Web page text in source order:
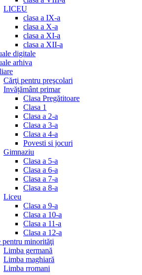
LICEU
clasa a IX-a
clasa a X-a
clasa a XI-a
clasa a XII-a
digitale
arhiva
Cărţi pentru preşcolari
Invățământ primar
Clasa Pregătitoare
Clasa 1
Clasa a 2-a
Clasa a 3-a
Clasa a 4-a
Povesti si jocuri
Gimnaziu
Clasa a 5-a
Clasa a 6-a
Clasa a 7-a
Clasa a 8-a
Liceu
Clasa a 9-a
Clasa a 10-a
Clasa a 11-a
Clasa a 12-a
pentru minorităţi
Limba germană
Limba maghiară
Limba rromani